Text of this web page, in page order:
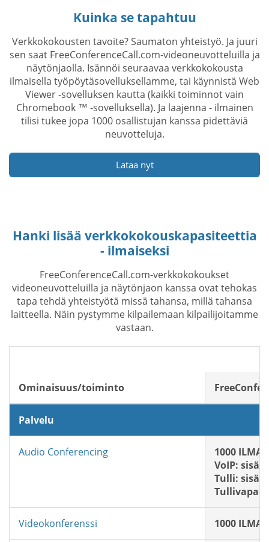
Kuinka se tapahtuu
Verkkokokousten tavoite? Saumaton yhteistyö. Ja juuri
sen saat FreeConferenceCall.com-videoneuvotteluilla ja
näytönjaolla. Isännöi seuraavaa verkkokokousta
ilmaisella työpöytäsovelluksellamme, tai käynnistä Web
Viewer -sovelluksen kautta (kaikki toiminnot vain
Chromebook ™ -sovelluksella). Ja laajenna - ilmainen
tilisi tukee jopa 1000 osallistujan kanssa pidettäviä
neuvotteluja.
Lataa nyt
Hanki lisää verkkokokouskapasiteettia
- ilmaiseksi
FreeConferenceCall.com-verkkokokoukset
videoneuvotteluilla ja näytönjaon kanssa ovat tehokas
tapa tehdä yhteistyötä missä tahansa, millä tahansa
laitteella. Näin pystymme kilpailemaan kilpailijoitamme
vastaan.
Ominaisuus/toiminto
Palvelu
Audio Conferencing
1000
VoIP:
Tulli:
Videokonferenssi 1000